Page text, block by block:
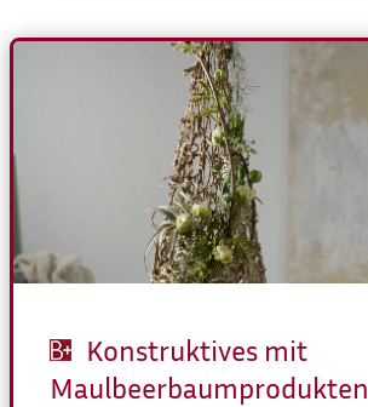
Konstruktives mit
Maulbeerbaumprodukten